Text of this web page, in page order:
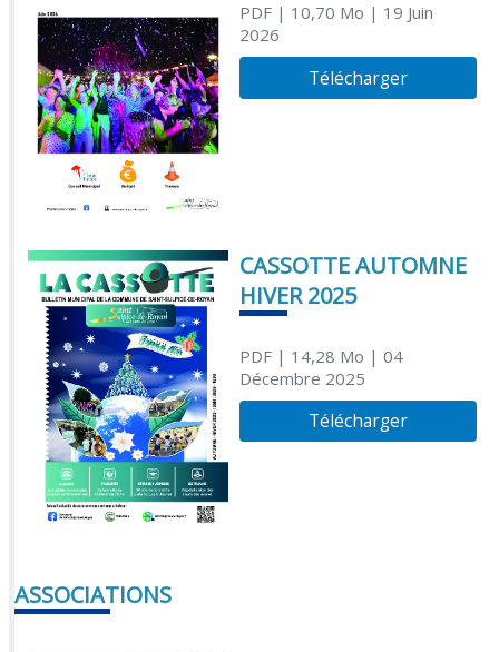
PDF| 10,70 Mo | 19 Juin
2026
Télécharger
CASSOTTE AUTOMNE
HIVER 2025
PDF| 14,28 Mo | 04
Décembre 2025
Télécharger
ASSOCIATIONS